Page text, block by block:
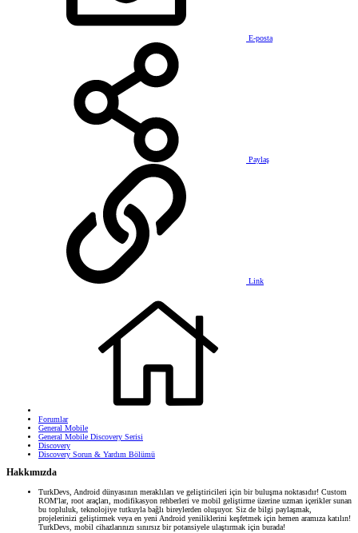
E-posta
Paylaş
Link
Forumlar
General Mobile
General Mobile Discovery Serisi
Discovery
Discovery Sorun & Yardım Bölümü
Hakkımızda
TurkDevs, Android dünyasının meraklıları ve geliştiricileri için bir buluşma noktasıdır! Custom
ROM'lar, root araçları, modifikasyon rehberleri ve mobil geliştirme üzerine uzman içerikler sunan
bu topluluk, teknolojiye tutkuyla bağlı bireylerden oluşuyor. Siz de bilgi paylaşmak,
projelerinizi geliştirmek veya en yeni Android yeniliklerini keşfetmek için hemen aramıza katılın!
TurkDevs, mobil cihazlarınızı sınırsız bir potansiyele ulaştırmak için burada!